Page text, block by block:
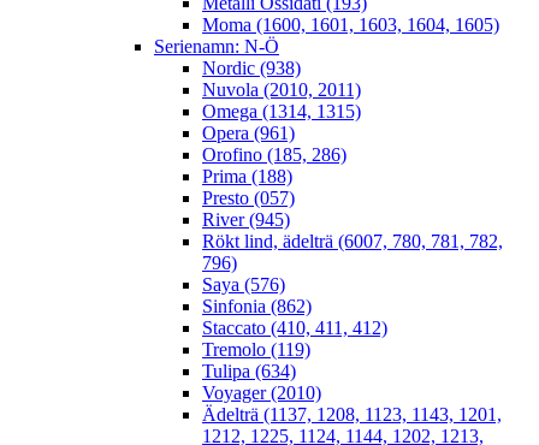
Moma (1600, 1601, 1603, 1604, 1605)
Serienamn: N-Ö
Nordic (938)
Nuvola (2010, 2011)
Omega (1314, 1315)
Opera (961)
Orofino (185, 286)
Prima (188)
Presto (057)
River (945)
Rökt lind, ädelträ (6007, 780, 781, 782,
796)
Saya (576)
Sinfonia (862)
Staccato (410, 411, 412)
Tremolo (119)
Tulipa (634)
Voyager (2010)
Ädelträ (1137, 1208, 1123, 1143, 1201,
1212, 1225, 1124, 1144, 1202, 1213,